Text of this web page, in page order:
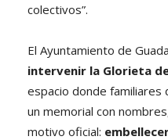
colectivos”.
El Ayuntamiento de
intervenir la Glorieta
espacio donde familiares
un memorial con
motivo oficial: